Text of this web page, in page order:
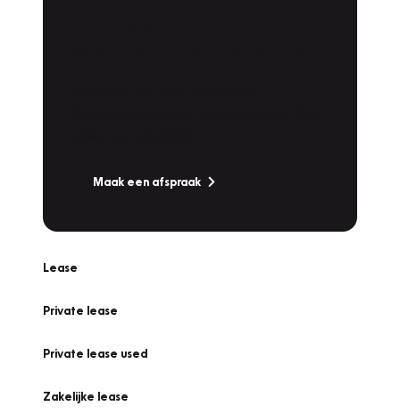
Maak een afspraak
Lease
Private lease
Private lease used
Zakelijke lease